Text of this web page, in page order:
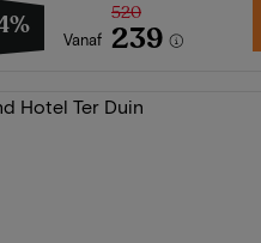
Vanaf
520
239